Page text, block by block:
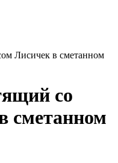
Лисичек в сметанном
со
сметанном